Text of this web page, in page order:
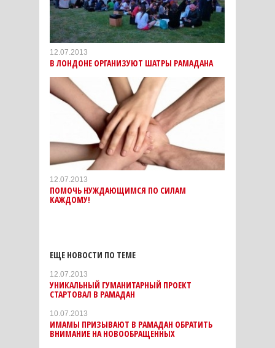
12.07.2013
В ЛОНДОНЕ ОРГАНИЗУЮТ ШАТРЫ РАМАДАНА
12.07.2013
ПОМОЧЬ НУЖДАЮЩИМСЯ ПО СИЛАМ
КАЖДОМУ!
ЕЩЕ НОВОСТИ ПО ТЕМЕ
12.07.2013
УНИКАЛЬНЫЙ ГУМАНИТАРНЫЙ ПРОЕКТ
СТАРТОВАЛ В РАМАДАН
10.07.2013
ИМАМЫ ПРИЗЫВАЮТ В РАМАДАН ОБРАТИТЬ
ВНИМАНИЕ НА НОВООБРАЩЕННЫХ